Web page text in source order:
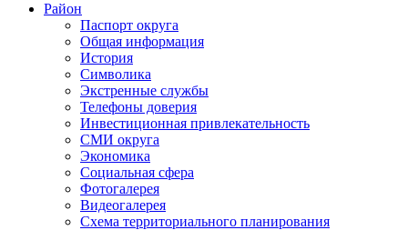
Район
Паспорт округа
Общая информация
История
Символика
Экстренные службы
Телефоны доверия
Инвестиционная привлекательность
СМИ округа
Экономика
Социальная сфера
Фотогалерея
Видеогалерея
Схема территориального планирования